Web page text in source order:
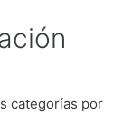
categorías por